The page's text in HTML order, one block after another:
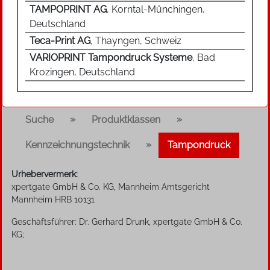
elektrisch oder mit Kurvenscheiben. Bei
automatischen Tampondrucksystemen können
z. B. Vorrichtungen zur Tamponreinigung,
Restfarbenabholung und Farbverdünnung
dazukommen.
Funktionsprinzip
Zunächst wird das Klischee, in dem das
Druckbild als Vertiefung eingelassen ist, mit
Farbe geflutet. Mit einer Rakel wird anschließend
die Farbe von der Oberfläche des Klischees
abgestreift, sodass nur die Farbe in den
Farbsystem kann dabei entweder offenliegend
TAMPOPRINT AG, Korntal-Münchingen,
Deutschland
Teca-Print AG, Thayngen, Schweiz
VARIOPRINT Tampondruck Systeme, Bad
Krozingen, Deutschland
Suche » Produktklassen »
Kennzeichnungstechnik » Tampondruck
Urhebervermerk:
xpertgate GmbH & Co. KG, Mannheim Amtsgericht
Mannheim HRB 10131
Geschäftsführer: Dr. Gerhard Drunk, xpertgate GmbH & Co.
KG;